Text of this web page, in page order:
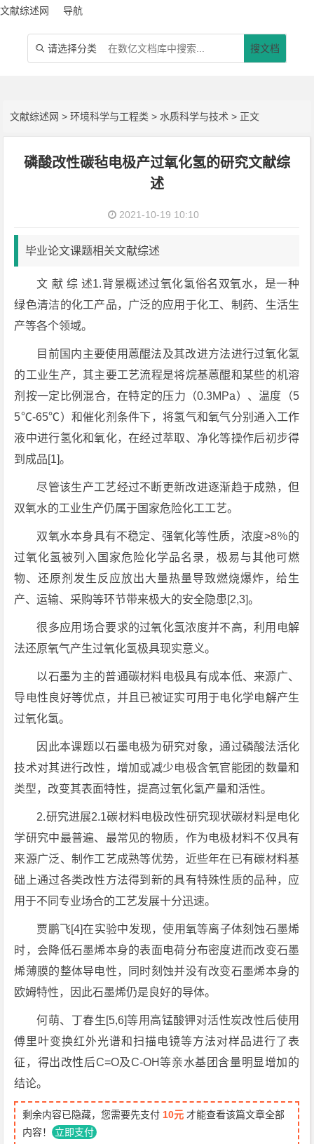
文献综述网 导航
 请选择分类 搜文档
文献综述网 >环境科学与工程类 > 水质科学与技术 > 正文
磷酸改性碳毡电极产过氧化氢的研究文献综
述
2021-10-19 10:10
毕业论文课题相关文献综述
文 献 综 述1.背景概述过氧化氢俗名双氧水，是一种
绿色清洁的化工产品，广泛的应用于化工、制药、生活生
产等各个领域。
目前国内主要使用蒽醌法及其改进方法进行过氧化氢
的工业生产，其主要工艺流程是将烷基蒽醌和某些的机溶
剂按一定比例混合，在特定的压力（0.3MPa）、温度（5
5℃-65℃）和催化剂条件下，将氢气和氧气分别通入工作
液中进行氢化和氧化，在经过萃取、净化等操作后初步得
到成品[1]。
尽管该生产工艺经过不断更新改进逐渐趋于成熟，但
双氧水的工业生产仍属于国家危险化工工艺。
双氧水本身具有不稳定、强氧化等性质，浓度>8％的
过氧化氢被列入国家危险化学品名录，极易与其他可燃
物、还原剂发生反应放出大量热量导致燃烧爆炸，给生
产、运输、采购等环节带来极大的安全隐患[2,3]。
很多应用场合要求的过氧化氢浓度并不高，利用电解
法还原氧气产生过氧化氢极具现实意义。
以石墨为主的普通碳材料电极具有成本低、来源广、
导电性良好等优点，并且已被证实可用于电化学电解产生
过氧化氢。
因此本课题以石墨电极为研究对象，通过磷酸法活化
技术对其进行改性，增加或减少电极含氧官能团的数量和
类型，改变其表面特性，提高过氧化氢产量和活性。
2.研究进展2.1碳材料电极改性研究现状碳材料是电化
学研究中最普遍、最常见的物质，作为电极材料不仅具有
来源广泛、制作工艺成熟等优势，近些年在已有碳材料基
础上通过各类改性方法得到新的具有特殊性质的品种，应
用于不同专业场合的工艺发展十分迅速。
贾鹏飞[4]在实验中发现，使用氧等离子体刻蚀石墨烯
时，会降低石墨烯本身的表面电荷分布密度进而改变石墨
烯薄膜的整体导电性，同时刻蚀并没有改变石墨烯本身的
欧姆特性，因此石墨烯仍是良好的导体。
何萌、丁春生[5,6]等用高锰酸钾对活性炭改性后使用
傅里叶变换红外光谱和扫描电镜等方法对样品进行了表
征，得出改性后C=O及C-OH等亲水基团含量明显增加的
结论。
剩余内容已隐藏，您需要先支付 10元 才能查看该篇文章全部
内容！ 立即支付